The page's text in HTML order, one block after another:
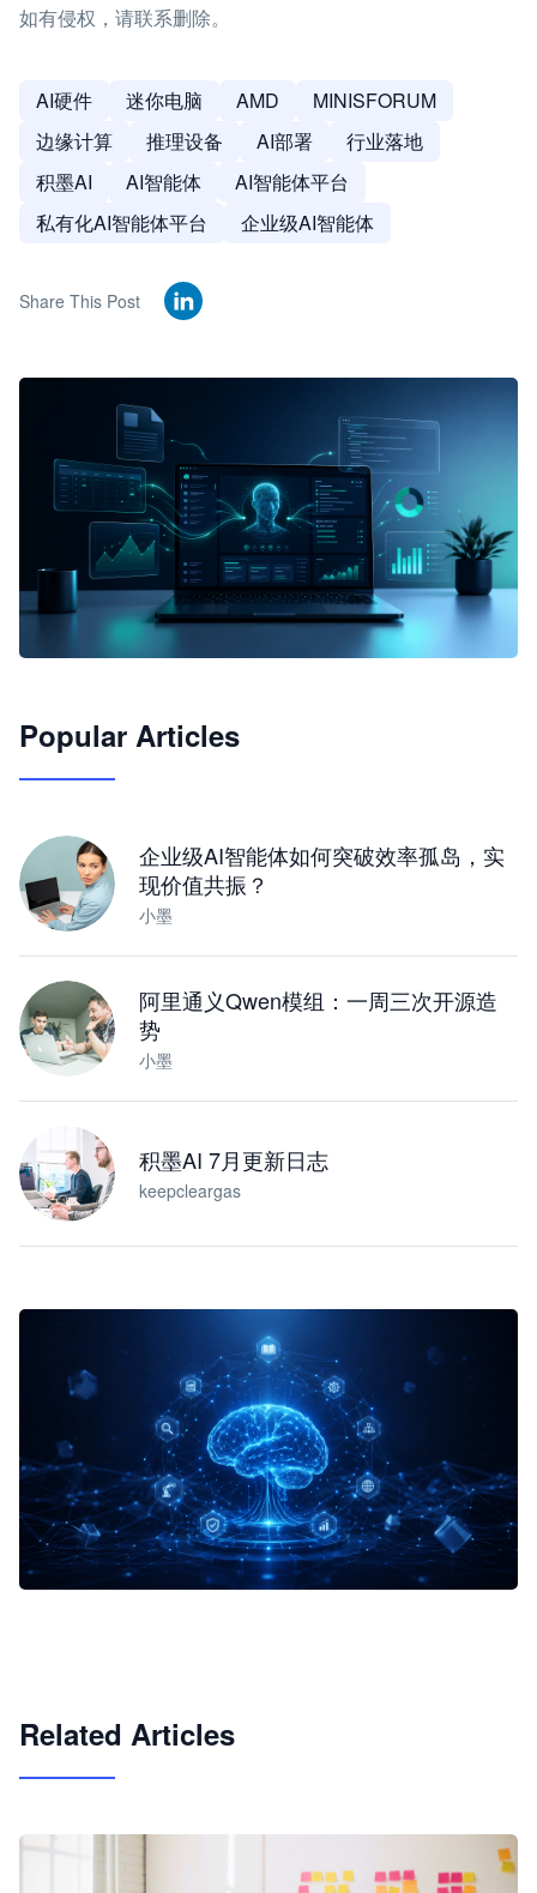
如有侵权，请联系删除。
AI硬件 迷你电脑 AMD
MINISFORUM
边缘计算
推理设备 AI部署
行业落地
积墨AI
AI智能体
AI智能体平台
私有化AI智能体平台
企业级AI智能体
Share This Post
JimoClaw 桌面 AI Agent 工作台
Popular Articles
企业级AI智能体如何突破效率孤岛，实
现价值共振？
小墨
阿里通义Qwen模组：一周三次开源造
势
小墨
积墨AI 7月更新日志
keepcleargas
Related Articles